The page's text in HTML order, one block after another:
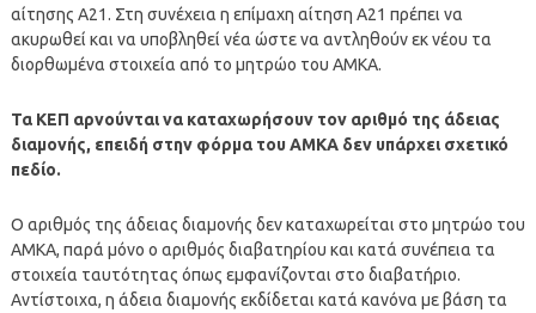
αίτησης Α21. Στη συνέχεια η επίμαχη αίτηση Α21 πρέπει να
ακυρωθεί και να υποβληθεί νέα ώστε να αντληθούν εκ νέου τα
διορθωμένα στοιχεία από το μητρώο του ΑΜΚΑ.
Τα ΚΕΠ αρνούνται να καταχωρήσουν τον αριθμό της άδειας
διαμονής, επειδή στην φόρμα του ΑΜΚΑ δεν υπάρχει σχετικό
πεδίο.
O αριθμός της άδειας διαμονής δεν καταχωρείται στο μητρώο του
ΑΜΚΑ, παρά μόνο ο αριθμός διαβατηρίου και κατά συνέπεια τα
στοιχεία ταυτότητας όπως εμφανίζονται στο διαβατήριο.
Αντίστοιχα, η άδεια διαμονής εκδίδεται κατά κανόνα με βάση τα